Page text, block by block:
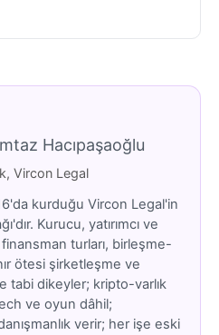
Hacıpaşaoğlu
Vircon Legal
kurduğu Vircon Legal'in
Kurucu, yatırımcı ve
turları, birleşme-
ötesi şirketleşme ve
tabi dikeyler; kripto-varlık
ve oyun dâhil;
verir; her işe eski